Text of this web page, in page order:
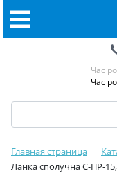
Час
Час
Главная страница
Ланка сполучна С-ПР-